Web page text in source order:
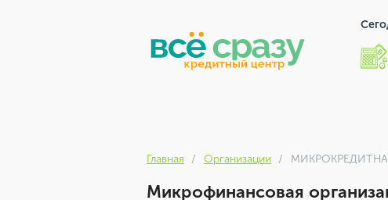
Главная Организации
Микрофинансовая